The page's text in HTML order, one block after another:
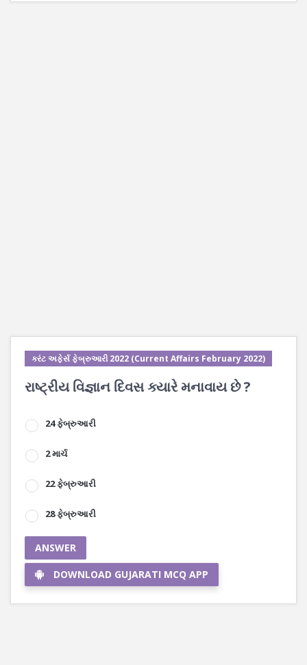
કરંટ અફેર્સ ફેબ્રુઆરી 2022 (Current Affairs February 2022)
રાષ્ટ્રીય વિજ્ઞાન દિવસ ક્યારે મનાવાય છે ?
24 ફેબ્રુઆરી
2 માર્ચ
22 ફેબ્રુઆરી
28 ફેબ્રુઆરી
ANSWER
DOWNLOAD GUJARATI MCQ APP